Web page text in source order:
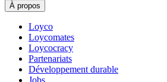
À propos
Loyco
Loycomates
Loycocracy
Partenariats
Développement durable
Jobs